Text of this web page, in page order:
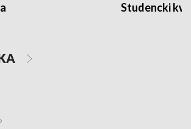
Studencki